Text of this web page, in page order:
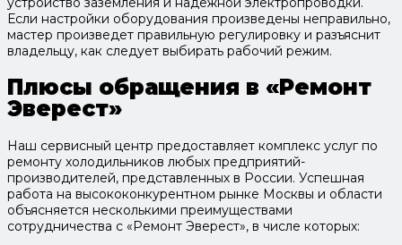
Если настройки оборудования произведены неправильно,
мастер произведет правильную регулировку и разъяснит
владельцу, как следует выбирать рабочий режим.
Плюсы обращения в «Ремонт
Эверест»
Наш сервисный центр предоставляет комплекс услуг по
ремонту холодильников любых предприятий-
производителей, представленных в России. Успешная
работа на высококонкурентном рынке Москвы и области
объясняется несколькими преимуществами
сотрудничества с «Ремонт Эверест», в числе которых: